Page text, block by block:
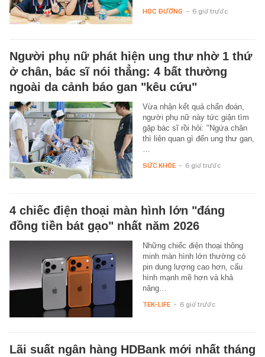
HỌC ĐƯỜNG - 6 giờ trước
Người phụ nữ phát hiện ung thư nhờ 1 thứ
ở chân, bác sĩ nói thẳng: 4 bất thường
ngoài da cảnh báo gan "kêu cứu"
Vừa nhận kết quả chẩn đoán,
người phụ nữ này tức giận tìm
gặp bác sĩ rồi hỏi: "Ngứa chân
thì liên quan gì đến ung thư gan,
SỨC KHỎE - 6 giờ trước
4 chiếc điện thoại màn hình lớn "đáng
đồng tiền bát gạo" nhất năm 2026
Những chiếc điện thoại thông
minh màn hình lớn thường có
pin dung lượng cao hơn, cấu
hình mạnh mẽ hơn và khả
năng…
TEK-LIFE - 6 giờ trước
Lãi suất ngân hàng HDBank mới nhất tháng